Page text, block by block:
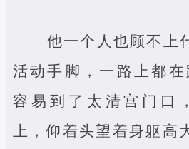
他一个人也顾不上
活动手脚，一路上都
容易到了太清宫门口
上，仰着头望着身躯高